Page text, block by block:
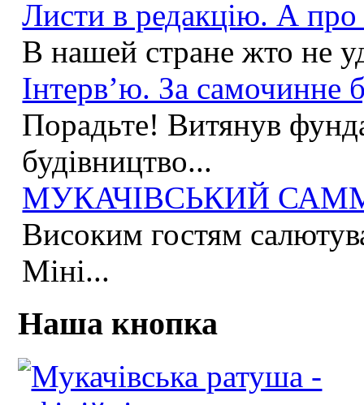
Листи в редакцію. А
В нашей стране жто не
Інтерв’ю. За самочинне
Порадьте! Витянув
будівництво...
МУКАЧІВСЬКИЙ
Високим гостям
Міні...
Наша кнопка